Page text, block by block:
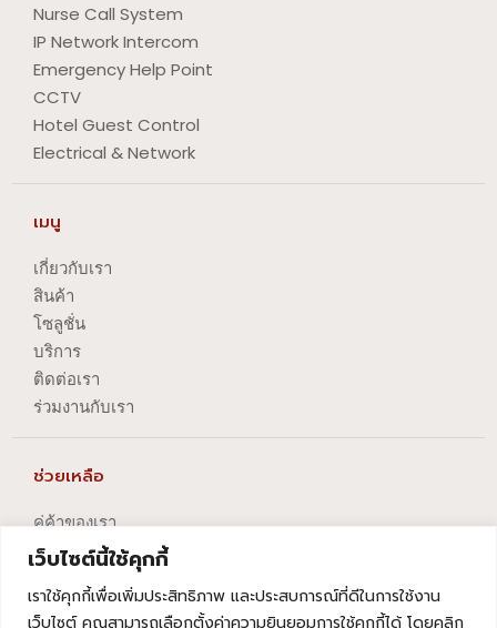
เว็บไซต์นี้ใช้คุกกี้
เราใช้คุกกี้เพื่อเพิ่มประสิทธิภาพ และประสบการณ์ที่ดีในการใช้งาน
เว็บไซต์ คุณสามารถเลือกตั้งค่าความยินยอมการใช้คุกกี้ได้ โดยคลิก
Nurse Call System
IP Network Intercom
Emergency Help Point
CCTV
Hotel Guest Control
Electrical & Network
เมนู
เกี่ยวกับเรา
สินค้า
โซลูชั่น
บริการ
ติดต่อเรา
ร่วมงานกับเรา
ช่วยเหลือ
คู่ค้าของเรา
นโยบายความเป็นส่วนตัว
นโยบายการปัญหาข้อร้องเรียน
นโยบายการยกเลิกบริการ